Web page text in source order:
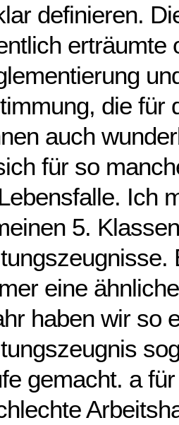
definieren.
erträumte
die für
auch
für so
Ich
5.
eine
haben wir so
gemacht. a